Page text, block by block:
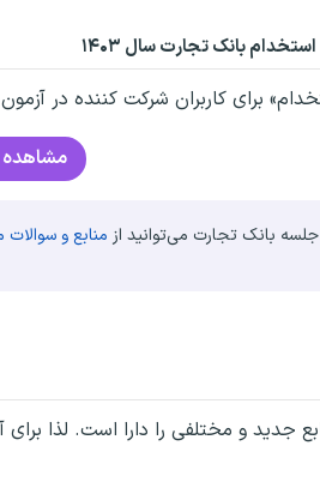
بانک تجارت سال ۱۴۰۳
برای کاربران شرکت کننده در
مشاهده
بانک تجارت می‌توانید از منابع و سوالات
جدید و مختلفی را دارا است. لذا